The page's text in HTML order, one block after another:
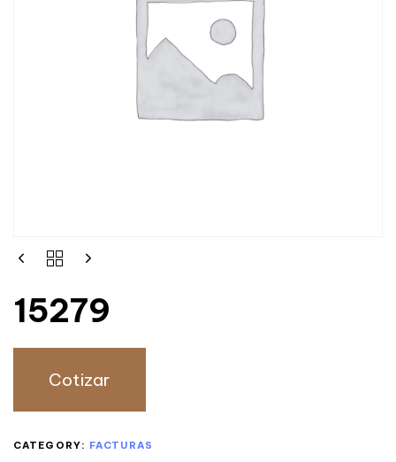
15279
Cotizar
CATEGORY: FACTURAS